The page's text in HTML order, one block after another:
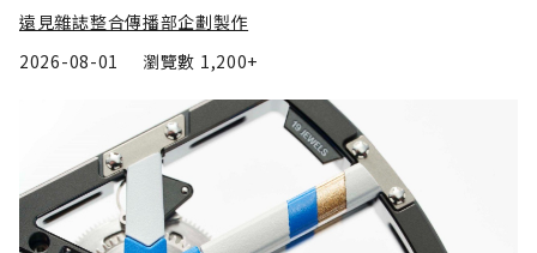
遠見雜誌整合傳播部企劃製作
2026-08-01
瀏覽數 1,200+